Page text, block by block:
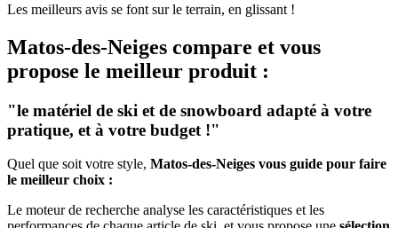
Les meilleurs avis se font sur le terrain, en glissant !
Matos-des-Neiges compare et vous
propose le meilleur produit :
"le matériel de ski et de snowboard adapté à votre
pratique, et à votre budget !"
Quel que soit votre style, Matos-des-Neiges vous guide pour faire
le meilleur choix :
Le moteur de recherche analyse les caractéristiques et les